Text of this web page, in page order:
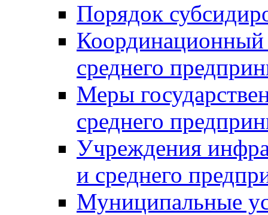
Порядок
Координационный
среднего
Меры
среднего
Учреждения
и среднего
Муниципальные